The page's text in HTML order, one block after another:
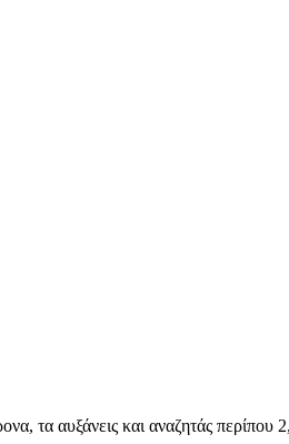
τα αυξάνεις και αναζητάς